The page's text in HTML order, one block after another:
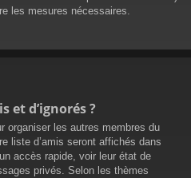
les mesures nécessaires.
et d’ignorés ?
organiser les autres membres du
liste d’amis seront affichés dans
accès rapide, voir leur état de
privés. Selon les thèmes